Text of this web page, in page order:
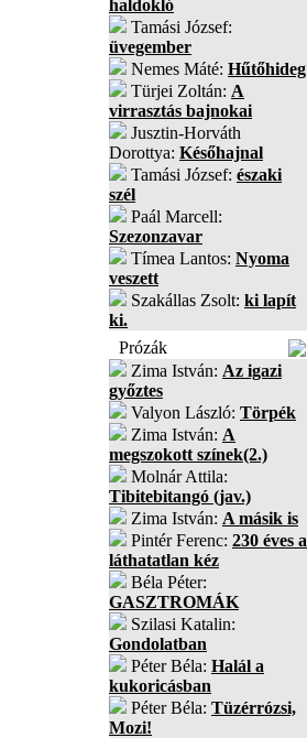
haldokló
Tamási József:
üvegember
Nemes Máté: Hűtőhideg
Türjei Zoltán: A
virrasztás bajnokai
Jusztin-Horváth
Dorottya: Későhajnal
Tamási József: északi
szél
Paál Marcell:
Szezonzavar
Tímea Lantos: Nyoma
veszett
Szakállas Zsolt: ki lapít
ki.
Prózák
Zima István: Az igazi
győztes
Valyon László: Törpék
Zima István: A
megszokott színek(2.)
Molnár Attila:
Tibitebitangó (jav.)
Zima István: A másik is
Pintér Ferenc: 230 éves a
láthatatlan kéz
Béla Péter:
GASZTROMÁK
Szilasi Katalin:
Gondolatban
Péter Béla: Halál a
kukoricásban
Péter Béla: Tüzérrózsi,
Mozi!